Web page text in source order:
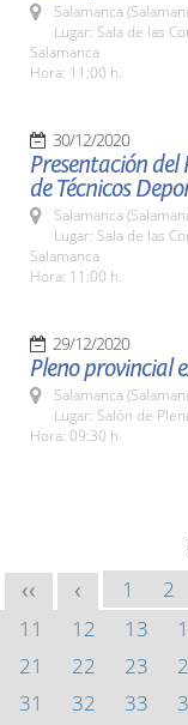
Salamanca
Lugar: Sala de las
Salamanca
Hora: 11:00 h.
30/12/2020
Presentación
de Técnicos
Salamanca
Lugar: Sala de las
Salamanca
Hora: 11:00 h.
29/12/2020
Pleno provincial
Salamanca
Lugar: Salón de
Hora: 09:30 h.
<< < 1 2
11
12 13
21
22 23
31
32 33